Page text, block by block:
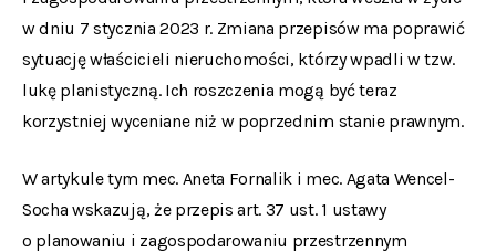
w dniu 7 stycznia 2023 r. Zmiana przepisów ma poprawić
sytuację właścicieli nieruchomości, którzy wpadli w tzw.
lukę planistyczną. Ich roszczenia mogą być teraz
korzystniej wyceniane niż w poprzednim stanie prawnym.
W artykule tym mec. Aneta Fornalik i mec. Agata Wencel-
Socha wskazują, że przepis art. 37 ust. 1 ustawy
o planowaniu i zagospodarowaniu przestrzennym